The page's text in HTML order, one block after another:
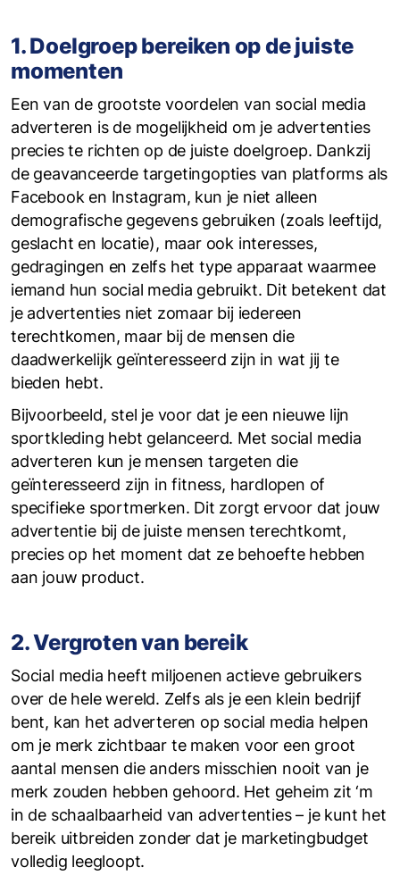
1. Doelgroep bereiken op de juiste
momenten
Een van de grootste voordelen van social media
adverteren is de mogelijkheid om je advertenties
precies te richten op de juiste doelgroep. Dankzij
de geavanceerde targetingopties van platforms als
Facebook en Instagram, kun je niet alleen
demografische gegevens gebruiken (zoals leeftijd,
geslacht en locatie), maar ook interesses,
gedragingen en zelfs het type apparaat waarmee
iemand hun social media gebruikt. Dit betekent dat
je advertenties niet zomaar bij iedereen
terechtkomen, maar bij de mensen die
daadwerkelijk geïnteresseerd zijn in wat jij te
bieden hebt.
Bijvoorbeeld, stel je voor dat je een nieuwe lijn
sportkleding hebt gelanceerd. Met social media
adverteren kun je mensen targeten die
geïnteresseerd zijn in fitness, hardlopen of
specifieke sportmerken. Dit zorgt ervoor dat jouw
advertentie bij de juiste mensen terechtkomt,
precies op het moment dat ze behoefte hebben
aan jouw product.
2. Vergroten van bereik
Social media heeft miljoenen actieve gebruikers
over de hele wereld. Zelfs als je een klein bedrijf
bent, kan het adverteren op social media helpen
om je merk zichtbaar te maken voor een groot
aantal mensen die anders misschien nooit van je
merk zouden hebben gehoord. Het geheim zit ‘m
in de schaalbaarheid van advertenties – je kunt het
bereik uitbreiden zonder dat je marketingbudget
volledig leegloopt.